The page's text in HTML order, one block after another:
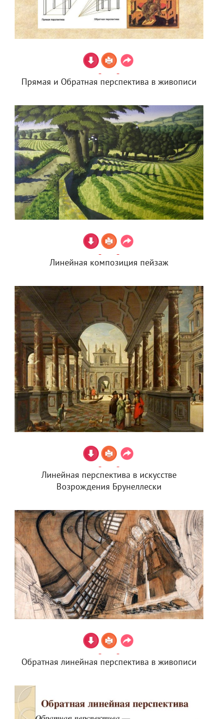
Прямая и Обратная перспектива в живописи
Линейная композиция пейзаж
Линейная перспектива в искусстве
Возрождения Брунеллески
Обратная линейная перспектива в живописи